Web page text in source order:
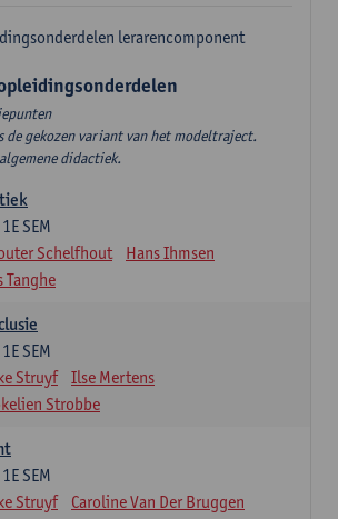
lerarencomponent
de gekozen variant van het modeltraject.
didactiek.
1E SEM
Schelfhout
Hans Ihmsen
Tanghe
1E SEM
Struyf
Ilse Mertens
Strobbe
1E SEM
Struyf Caroline Van Der Bruggen